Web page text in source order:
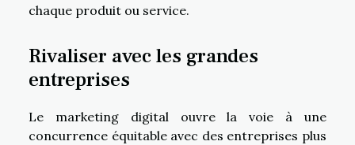
chaque produit ou service.
Rivaliser avec les grandes
entreprises
Le marketing digital ouvre la voie à une
concurrence équitable avec des entreprises plus